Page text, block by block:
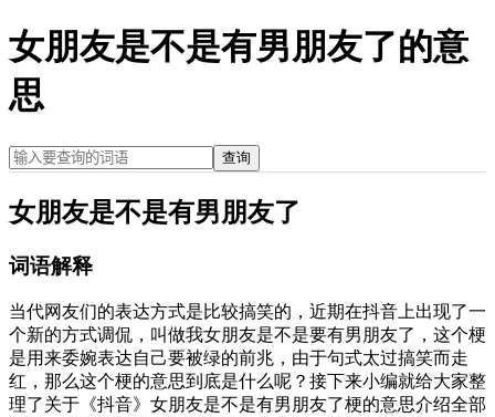
女朋友是不是有男朋友了的意
思
查询
女朋友是不是有男朋友了
词语解释
当代网友们的表达方式是比较搞笑的，近期在抖音上出现了一
个新的方式调侃，叫做我女朋友是不是要有男朋友了，这个梗
是用来委婉表达自己要被绿的前兆，由于句式太过搞笑而走
红，那么这个梗的意思到底是什么呢？接下来小编就给大家整
理了关于《抖音》女朋友是不是有男朋友了梗的意思介绍全部